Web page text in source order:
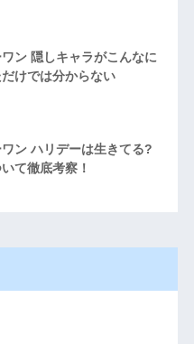
ン 隠しキャラがこんなに
けでは分からない
ン ハリデーは生きてる?
て徹底考察！